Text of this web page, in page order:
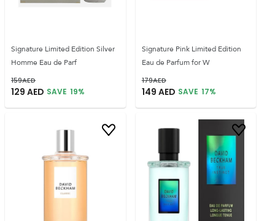
Signature Limited Edition Silver
Homme Eau de Parf
159AED
129 AED SAVE 19%
Signature Pink Limited Edition
Eau de Parfum for W
179AED
149 AED SAVE 17%